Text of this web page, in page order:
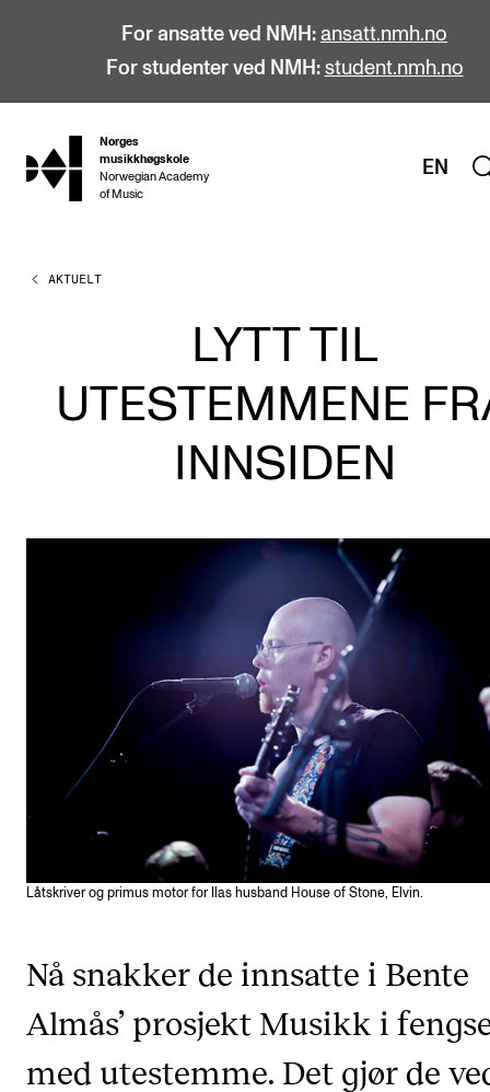
For ansatte ved NMH: ansatt.nmh.no
For studenter ved NMH: student.nmh.no
hjem
Norges
musikkhøgskole
Norwegian Academy
of Music
EN
STUDIER
Årsstudium og videreutdanning
Søknad og opptak
Fagmiljøer
Salane våre
Studentutvalet SUT (student.nmh.no)
NordART
Prosjekter
AKTUELT
LYTT TIL
UTESTEMMENE
INNSIDEN
Låtskriver og primus motor for Ilas husband House of Stone, Elvin.
Nå snakker de innsatte i Bente
Almås’ prosjekt Musikk i
med utestemme. Det gjør de